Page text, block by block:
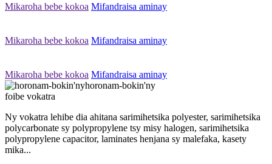
Mikaroha bebe kokoa Mifandraisa aminay
Mikaroha bebe kokoa Mifandraisa aminay
Mikaroha bebe kokoa Mifandraisa aminay
horonam-bokin'ny
foibe vokatra
Ny vokatra lehibe dia ahitana sarimihetsika polyester, sarimihetsika
polycarbonate sy polypropylene tsy misy halogen, sarimihetsika
polypropylene capacitor, laminates henjana sy malefaka, kasety
mika...